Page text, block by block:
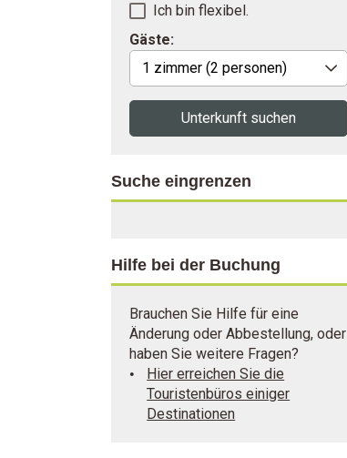
Ich bin flexibel.
Gäste:
1 zimmer (2 personen)
Unterkunft suchen
Suche eingrenzen
Hilfe bei der Buchung
Brauchen Sie Hilfe für eine
Änderung oder Abbestellung, oder
haben Sie weitere Fragen?
Hier erreichen Sie die
Touristenbüros einiger
Destinationen